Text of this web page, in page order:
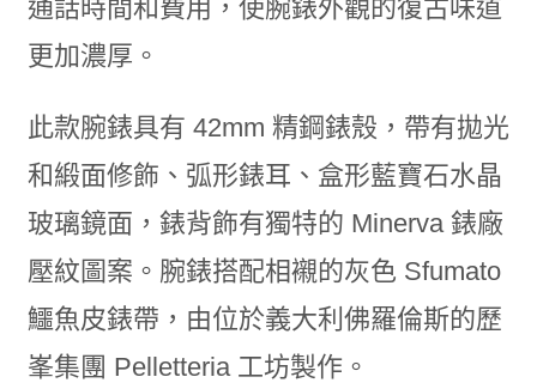
通話時間和費用，使腕錶外觀的復古味道
更加濃厚。
此款腕錶具有 42mm 精鋼錶殼，帶有拋光
和緞面修飾、弧形錶耳、盒形藍寶石水晶
玻璃鏡面，錶背飾有獨特的 Minerva 錶廠
壓紋圖案。腕錶搭配相襯的灰色 Sfumato
鱷魚皮錶帶，由位於義大利佛羅倫斯的歷
峯集團 Pelletteria 工坊製作。